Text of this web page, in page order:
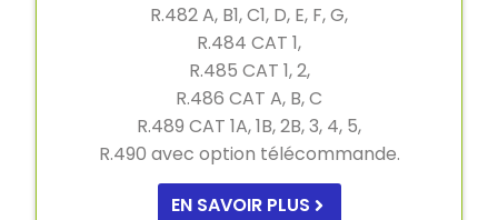
R.482 A, B1, C1, D, E, F, G,
R.484 CAT 1,
R.485 CAT 1, 2,
R.486 CAT A, B, C
R.489 CAT 1A, 1B, 2B, 3, 4, 5,
R.490 avec option télécommande.
EN SAVOIR PLUS